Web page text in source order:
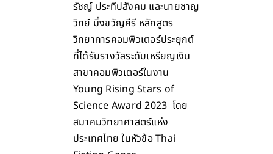
รัชญ์ ประทีปสังคม และนายชาญ
วิทย์ มิ่งขวัญคีรี หลักสูตร
วิทยาการคอมพิวเตอร์ประยุกต์
ที่ได้รับรางวัลระดับเหรียญเงิน
สาขาคอมพิวเตอร์ในงาน
Young Rising Stars of
Science Award 2023 โดย
สมาคมวิทยาศาสตร์แห่ง
ประเทศไทย ในหัวข้อ Thai